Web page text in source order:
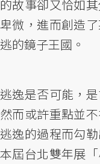
的故事卻又恰如
卑微，進而創造
逃的鏡子王國。
逃逸是否可能，
然而或許重點並
逃逸的過程而勾
本屆台北雙年展